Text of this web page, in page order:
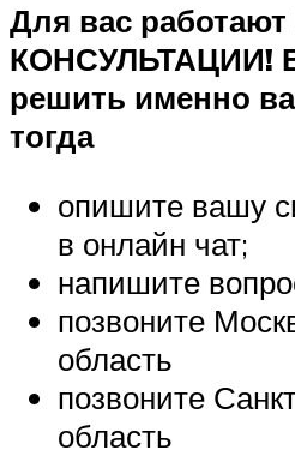
Для вас
КОНСУЛЬТАЦИИ!
решить именно
тогда
опишите вашу
в онлайн чат;
напишите
позвоните
область
позвоните
область